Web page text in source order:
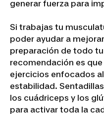
generar fuerza para
Si trabajas tu
poder ayudar a
preparación de todo
recomendación es
ejercicios enfocados
estabilidad.
los cuádriceps y los
para activar toda la